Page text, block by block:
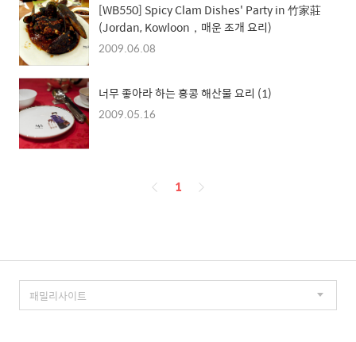
[WB550] Spicy Clam Dishes' Party in 竹家莊
(Jordan, Kowloon，매운 조개 요리)
2009.06.08
너무 좋아라 하는 홍콩 해산물 요리 (1)
2009.05.16
페
1